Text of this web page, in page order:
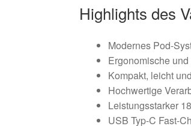
Highlights des
Modernes Pod-
Ergonomische
Kompakt, leicht
Hochwertige
Leistungsstarker
USB Typ-C Fast-